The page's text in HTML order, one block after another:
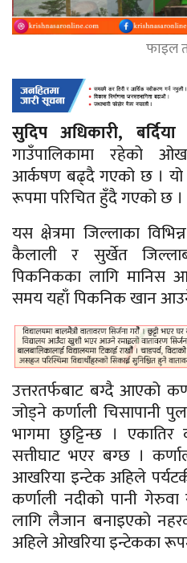
फाइल
सुदिप अधिकारी, बर्दिया
गाउँपालिकामा रहेको
आर्कषण बढ्दै गएको छ । यो
रूपमा परिचित हुँदै गएको छ ।
यस क्षेत्रमा जिल्लाका
कैलाली र सुर्खेत
पिकनिकका लागि मानिस
समय यहाँ पिकनिक खान
उत्तरतर्फबाट बग्दै आएको
जोड्ने कर्णाली चिसापानी
भागमा छुट्टिन्छ । एकातिर
सत्तीघाट भएर बग्छ ।
आखरिया इन्टेक अहिले
कर्णाली नदीको पानी गेरुवा
लागि लैजान बनाइएको
अहिले ओखरिया इन्टेकका